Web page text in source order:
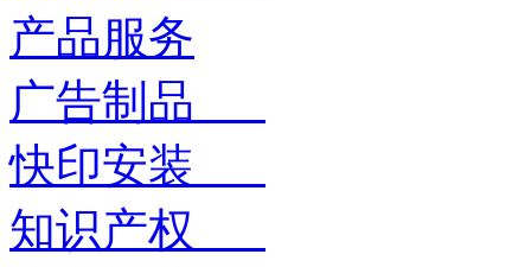
产品服务
广告制品
快印安装
知识产权